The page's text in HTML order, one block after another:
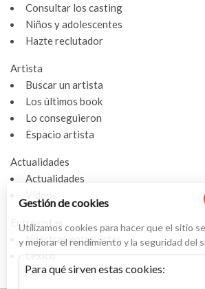
Consultar los casting
Niños y adolescentes
Hazte reclutador
Artista
Buscar un artista
Los últimos book
Lo conseguieron
Espacio artista
Actualidades
Actualidades
Entrevistas
Nuestras entrevistas
Léxico
Gestión de cookies
Utilizamos cookies para hacer que el sitio
y mejorar el rendimiento y la seguridad del
Para qué sirven estas cookies: